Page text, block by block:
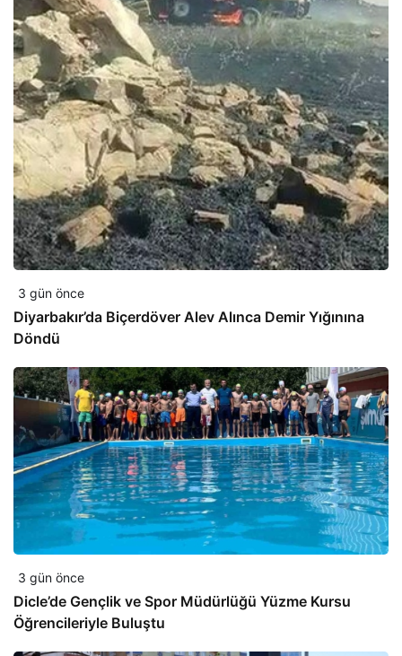
3 gün önce
Diyarbakır’da Biçerdöver Alev Alınca Demir Yığınına
Döndü
3 gün önce
Dicle’de Gençlik ve Spor Müdürlüğü Yüzme Kursu
Öğrencileriyle Buluştu